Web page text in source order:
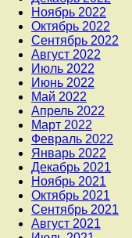
Ноябрь 2022
Октябрь 2022
Сентябрь 2022
Август 2022
Июль 2022
Июнь 2022
Май 2022
Апрель 2022
Март 2022
Февраль 2022
Январь 2022
Декабрь 2021
Ноябрь 2021
Октябрь 2021
Сентябрь 2021
Август 2021